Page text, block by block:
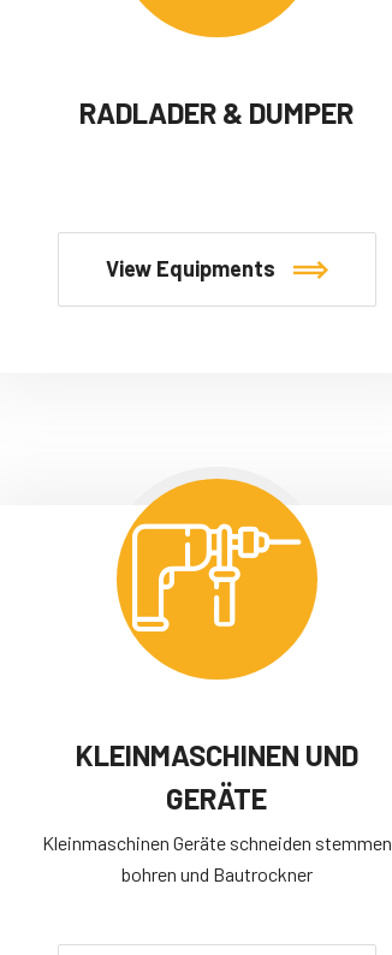
RADLADER & DUMPER
View Equipments
KLEINMASCHINEN UND
GERÄTE
Kleinmaschinen Geräte schneiden stemmen
bohren und Bautrockner